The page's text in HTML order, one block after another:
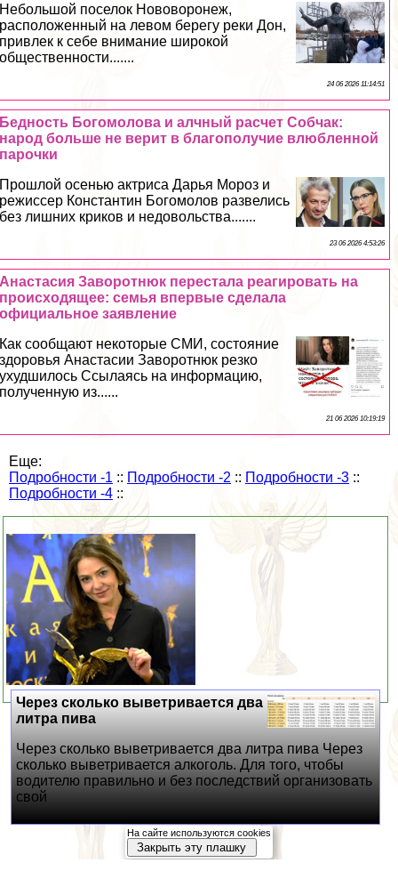
Небольшой поселок Нововоронеж,
расположенный на левом берегу реки Дон,
привлек к себе внимание широкой
общественности.......
24 06 2026 11:14:51
Бедность Богомолова и алчный расчет Собчак:
народ больше не верит в благополучие влюбленной
парочки
Прошлой осенью актриса Дарья Мороз и
режиссер Константин Богомолов развелись
без лишних криков и недовольства.......
23 06 2026 4:53:26
Анастасия Заворотнюк перестала реагировать на
происходящее: семья впервые сделала
официальное заявление
Как сообщают некоторые СМИ, состояние
здоровья Анастасии Заворотнюк резко
ухудшилось Ссылаясь на информацию,
полученную из......
21 06 2026 10:19:19
Еще:
Подробности -1 :: Подробности -2 :: Подробности -3 ::
Подробности -4 ::
Через сколько выветривается два
литра пива
Через сколько выветривается два литра пива Через
сколько выветривается алкоголь. Для того, чтобы
водителю правильно и без последствий организовать
свой
На сайте используются cookies
Закрыть эту плашку